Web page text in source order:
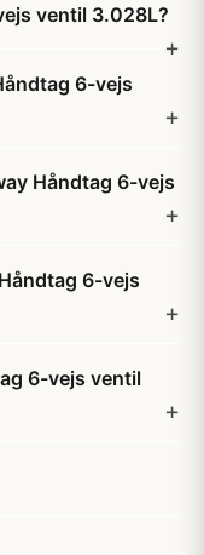
ventil 3.028L?
6-vejs
Håndtag 6-vejs
6-vejs
6-vejs ventil